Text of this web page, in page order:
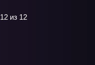
12 из 12